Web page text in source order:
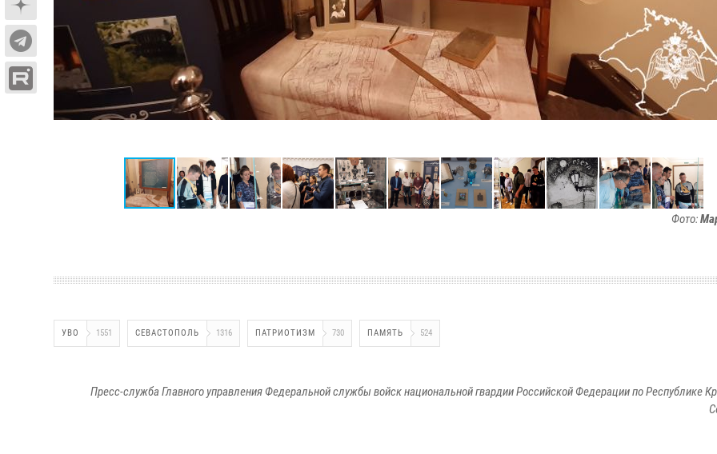
Фото:
УВО 1551 СЕВАСТОПОЛЬ 1316 ПАТРИОТИЗМ 730 ПАМЯТЬ 524
Пресс-служба Главного управления Федеральной службы войск национальной гвардии Российской Федерации по Республике